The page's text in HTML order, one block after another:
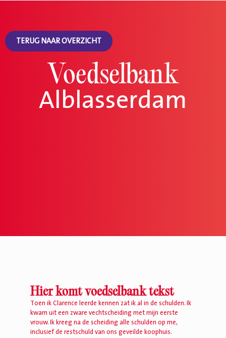
TERUG NAAR OVERZICHT
Voedselbank
Alblasserdam
Hier komt voedselbank tekst
Toen ik Clarence leerde kennen zat ik al in de schulden. Ik
kwam uit een zware vechtscheiding met mijn eerste
vrouw. Ik kreeg na de scheiding alle schulden op me,
inclusief de restschuld van ons geveilde koophuis.